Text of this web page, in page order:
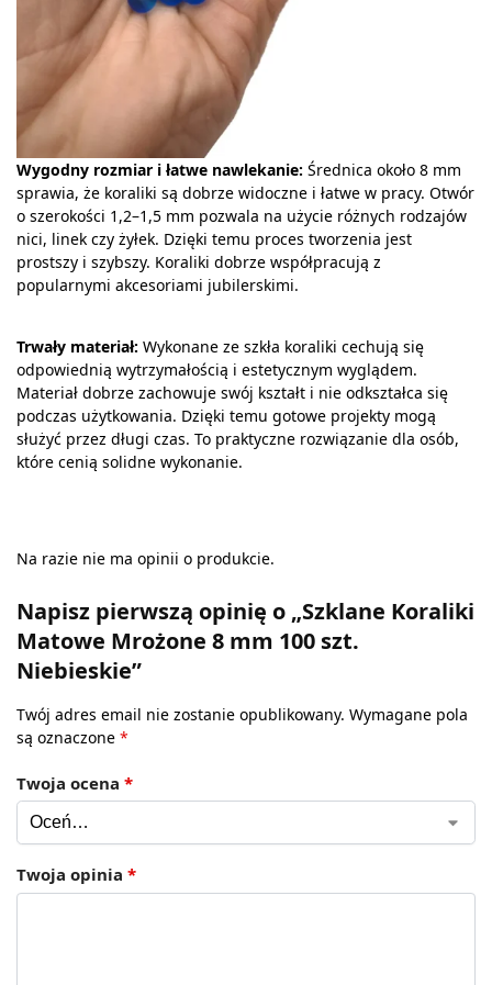
Wygodny rozmiar i łatwe nawlekanie: Średnica około 8 mm
sprawia, że koraliki są dobrze widoczne i łatwe w pracy. Otwór
o szerokości 1,2–1,5 mm pozwala na użycie różnych rodzajów
nici, linek czy żyłek. Dzięki temu proces tworzenia jest
prostszy i szybszy. Koraliki dobrze współpracują z
popularnymi akcesoriami jubilerskimi.
Trwały materiał: Wykonane ze szkła koraliki cechują się
odpowiednią wytrzymałością i estetycznym wyglądem.
Materiał dobrze zachowuje swój kształt i nie odkształca się
podczas użytkowania. Dzięki temu gotowe projekty mogą
służyć przez długi czas. To praktyczne rozwiązanie dla osób,
które cenią solidne wykonanie.
Na razie nie ma opinii o produkcie.
Napisz pierwszą opinię o „Szklane Koraliki
Matowe Mrożone 8 mm 100 szt.
Niebieskie”
Twój adres email nie zostanie opublikowany. Wymagane pola
są oznaczone *
Twoja ocena *
Twoja opinia *